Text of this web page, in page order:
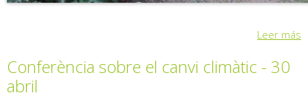
Leer más
Conferència sobre el canvi climàtic - 30
abril